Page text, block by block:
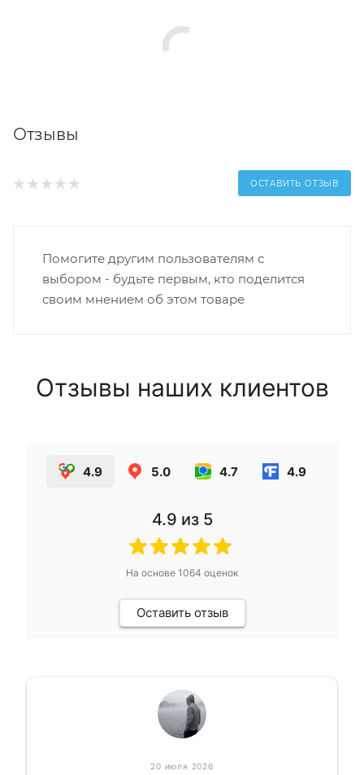
Отзывы
ОСТАВИТЬ ОТЗЫВ
Помогите другим пользователям с
выбором - будьте первым, кто поделится
своим мнением об этом товаре
Отзывы наших клиентов
4.9 5.0 4.7 4.9
4.9 из 5
На основе 1064 оценок
Оставить отзыв
20 июля 2026